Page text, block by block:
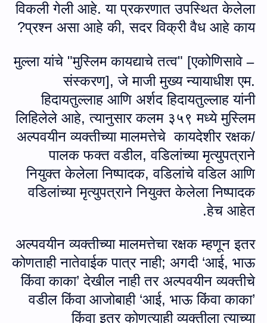
विकली गेली आहे. या प्रकरणात उपस्थित केलेला
प्रश्न असा आहे की, सदर विक्री वैध आहे काय?
–
मुल्ला यांचे "मुस्लिम कायद्याचे तत्व" [एकोणिसावे
संस्करण],जे माजी मुख्य न्यायाधीश एम.
हिदायतुल्लाह आणि अर्शद हिदायतुल्लाह यांनी
लिहिलेले आहे,त्‍यानुसार कलम ३५९ मध्ये मुस्लिम
अल्पवयीन व्यक्तीच्या मालमत्तेचे कायदेशीर रक्षक/
पालक फक्त वडील,वडिलांच्या मृत्युपत्राने
नियुक्त केलेला निष्पादक,वडिलांचे वडिल आणि
वडिलांच्या मृत्युपत्राने नियुक्त केलेला निष्पादक
हेच आहेत.
अल्पवयीन व्यक्तीच्या मालमत्तेचा रक्षक म्हणून इतर
कोणताही नातेवाईक पात्र नाही; अगदी ‘आई, भाऊ
किंवा काका’ देखील नाही तर अल्पवयीन व्यक्तीचे
वडील किंवा आजोबाही ‘आई, भाऊ किंवा काका’
किंवा इतर कोणत्याही व्यक्तीला त्याच्या